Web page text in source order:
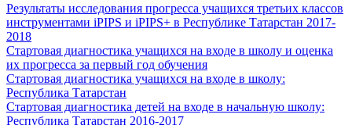
Результаты исследования прогресса учащихся третьих классов
инструментами iPIPS и iPIPS+ в Республике Татарстан 2017-
2018
Стартовая диагностика учащихся на входе в школу и оценка
их прогресса за первый год обучения
Стартовая диагностика учащихся на входе в школу:
Республика Татарстан
Стартовая диагностика детей на входе в начальную школу:
Республика Татарстан 2016-2017